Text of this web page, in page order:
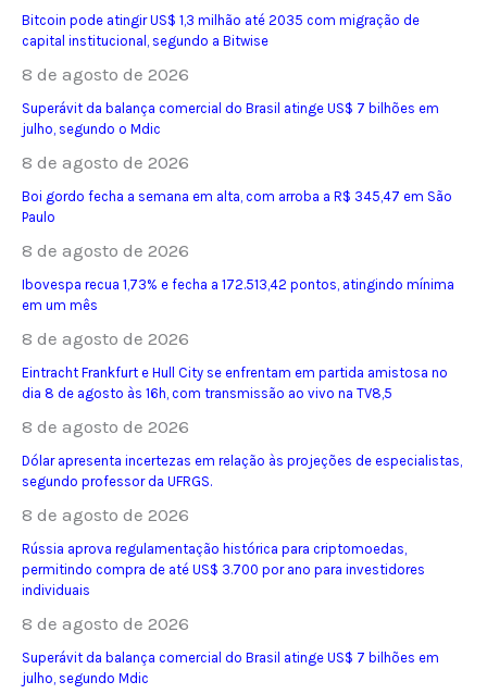
Bitcoin pode atingir US$ 1,3 milhão até 2035 com migração de
capital institucional, segundo a Bitwise
8 de agosto de 2026
Superávit da balança comercial do Brasil atinge US$ 7 bilhões em
julho, segundo o Mdic
8 de agosto de 2026
Boi gordo fecha a semana em alta, com arroba a R$ 345,47 em São
Paulo
8 de agosto de 2026
Ibovespa recua 1,73% e fecha a 172.513,42 pontos, atingindo mínima
em um mês
8 de agosto de 2026
Eintracht Frankfurt e Hull City se enfrentam em partida amistosa no
dia 8 de agosto às 16h, com transmissão ao vivo na TV8,5
8 de agosto de 2026
Dólar apresenta incertezas em relação às projeções de especialistas,
segundo professor da UFRGS.
8 de agosto de 2026
Rússia aprova regulamentação histórica para criptomoedas,
permitindo compra de até US$ 3.700 por ano para investidores
individuais
8 de agosto de 2026
Superávit da balança comercial do Brasil atinge US$ 7 bilhões em
julho, segundo Mdic